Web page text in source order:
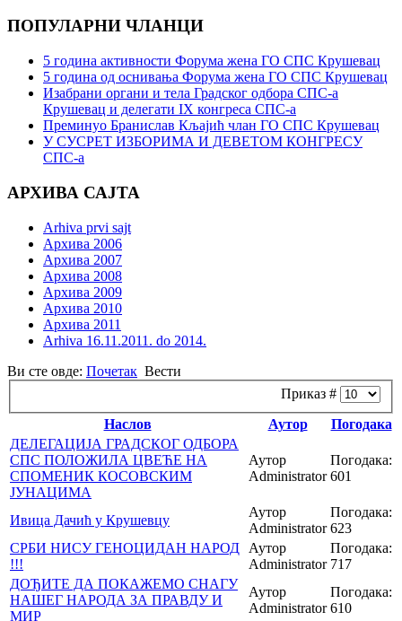
ПОПУЛАРНИ ЧЛАНЦИ
5 година активности Форума жена ГО СПС Крушевац
5 година од оснивања Форума жена ГО СПС Крушевац
Изабрани органи и тела Градског одбора СПС-а
Крушевац и делегати IX конгреса СПС-а
Преминуо Бранислав Кљајић члан ГО СПС Крушевац
У СУСРЕТ ИЗБОРИМА И ДЕВЕТОМ КОНГРЕСУ
СПС-а
АРХИВА САЈТА
Arhiva prvi sajt
Архива 2006
Архива 2007
Архива 2008
Архива 2009
Архива 2010
Архива 2011
Arhiva 16.11.2011. do 2014.
Ви сте овде: Почетак Вести
Приказ #
Наслов
Аутор
Погодака
ДЕЛЕГАЦИЈА ГРАДСКОГ ОДБОРА
СПС ПОЛОЖИЛА ЦВЕЋЕ НА
СПОМЕНИК КОСОВСКИМ
ЈУНАЦИМА
Аутор
Administrator
Погодака:
601
Ивица Дачић у Крушевцу
Аутор
Administrator
Погодака:
623
СРБИ НИСУ ГЕНОЦИДАН НАРОД
!!!
Аутор
Administrator
Погодака:
717
ДОЂИТЕ ДА ПОКАЖЕМО СНАГУ
НАШЕГ НАРОДА ЗА ПРАВДУ И
МИР
Аутор
Administrator
Погодака:
610